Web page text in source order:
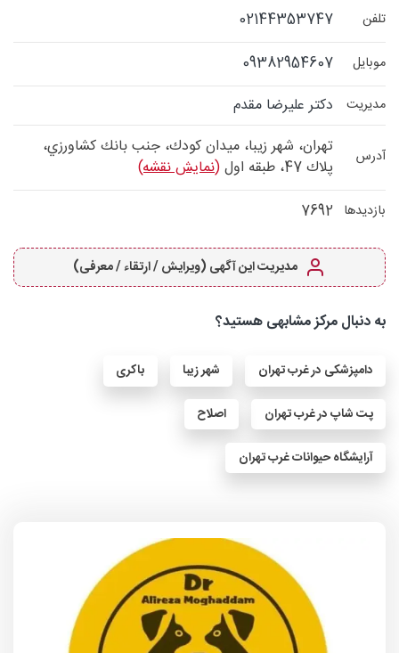
تلفن
02144353747
موبایل 09382954607
مدیریت دکتر علیرضا مقدم
آدرس
تهران، شهر زيبا، ميدان كودك، جنب بانك كشاورزي،
پلاك 47، طبقه اول
(نمایش نقشه)
بازدیدها 7692
مدیریت این آگهی (ویرایش / ارتقاء / معرفی)
به دنبال مرکز مشابهی هستید؟
دامپزشکی در غرب تهران شهر زیبا باکری
پت شاپ در غرب تهران اصلاح
آرایشگاه حیوانات غرب تهران